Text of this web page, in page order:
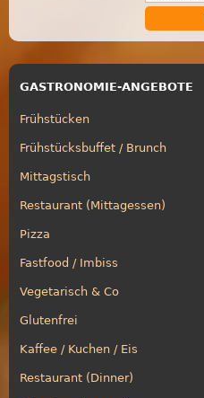
GASTRONOMIE-ANGEBOTE
Frühstücken
Frühstücksbuffet / Brunch
Mittagstisch
Restaurant (Mittagessen)
Pizza
Fastfood / Imbiss
Vegetarisch & Co
Glutenfrei
Kaffee / Kuchen / Eis
Restaurant (Dinner)